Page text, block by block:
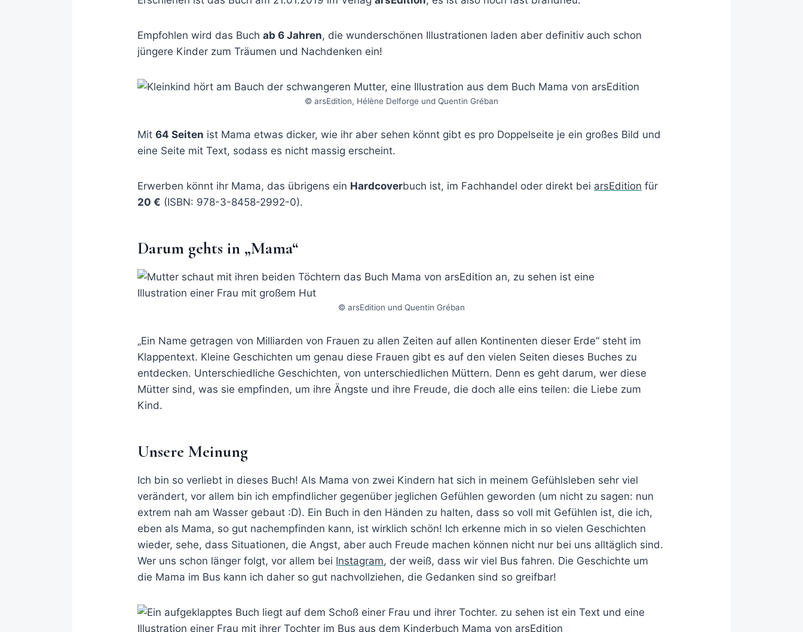
Empfohlen wird das Buchab 6 Jahren, die wunderschönen Illustrationen laden aber definitiv auch schon
jüngere Kinder zum Träumen und Nachdenken ein!
© arsEdition, Hélène Delforge und Quentin Gréban
Mit64 Seiten ist Mama etwas dicker, wie ihr aber sehen könnt gibt es pro Doppelseite je ein großes Bild und
eine Seite mit Text, sodass es nicht massig erscheint.
Erwerben könnt ihr Mama, das übrigens ein Hardcoverbuch ist, im Fachhandel oder direkt bei arsEdition für
20 € (ISBN: 978-3-8458-2992-0).
Darum gehts in „Mama“
© arsEdition und Quentin Gréban
„Ein Name getragen von Milliarden von Frauen zu allen Zeiten auf allen Kontinenten dieser Erde“ steht im
Klappentext. Kleine Geschichten um genau diese Frauen gibt es auf den vielen Seiten dieses Buches zu
entdecken. Unterschiedliche Geschichten, von unterschiedlichen Müttern. Denn es geht darum, wer diese
Mütter sind, was sie empfinden, um ihre Ängste und ihre Freude, die doch alle eins teilen: die Liebe zum
Kind.
Unsere Meinung
Ich bin so verliebt in dieses Buch! Als Mama von zwei Kindern hat sich in meinem Gefühlsleben sehr viel
verändert, vor allem bin ich empfindlicher gegenüber jeglichen Gefühlen geworden (um nicht zu sagen: nun
extrem nah am Wasser gebaut :D). Ein Buch in den Händen zu halten, dass so voll mit Gefühlen ist, die ich,
eben als Mama, so gut nachempfinden kann, ist wirklich schön! Ich erkenne mich in so vielen Geschichten
wieder, sehe, dass Situationen, die Angst, aber auch Freude machen können nicht nur bei uns alltäglich sind.
Wer uns schon länger folgt, vor allem bei Instagram, der weiß, dass wir viel Bus fahren. Die Geschichte um
die Mama im Bus kann ich daher so gut nachvollziehen, die Gedanken sind so greifbar!